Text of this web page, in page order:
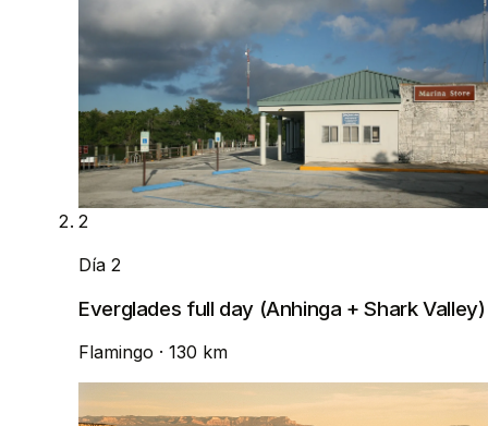
2
Día 2
Everglades full day (Anhinga + Shark Valley)
Flamingo · 130 km